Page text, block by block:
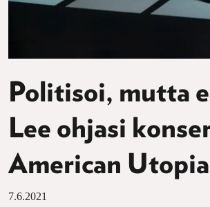
Politisoi, mutta
Lee ohjasi
American Utopia
7.6.2021